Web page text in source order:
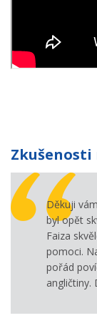
Děkuji
byl opět
Faiza
pomoci.
pořád
angličtiny.